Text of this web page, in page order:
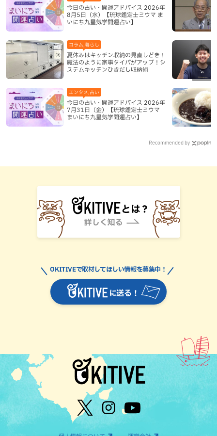
今日の占い・開運アドバイス 2026年
8月5日（水）【琉球鑑定士ミウマ ま
いにち九星気学開運占い】
夏休みはキッチン収納の見直しどき！
魔法のように家事タイパがアップ！シ
ステムキッチンひきだし収納術
コラム,暮らし
今日の占い・開運アドバイス 2026年
7月31日（金）【琉球鑑定士ミウマ
まいにち九星気学開運占い】
エンタメ,占い
Recommended by
に送る！
OKITIVEで取材してほしい情報を募集中！